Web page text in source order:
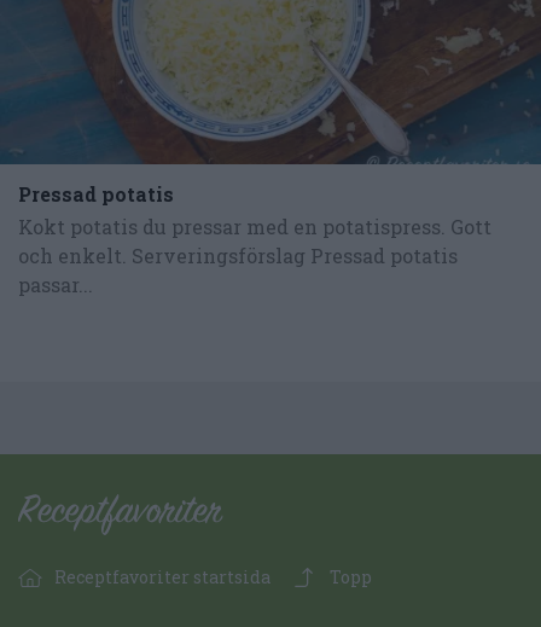
Pressad potatis
Kokt potatis du pressar med en potatispress. Gott
och enkelt. Serveringsförslag Pressad potatis
passar...
Receptfavoriter startsida Topp